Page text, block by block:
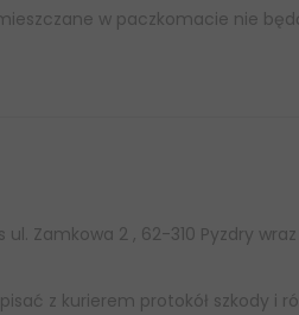
w paczkomacie nie
Zamkowa 2 , 62-310 Pyzdry
z kurierem protokół szkody i